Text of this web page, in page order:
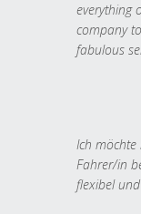
everything
company
fabulous
Ich möchte
Fahrer/in
flexibel